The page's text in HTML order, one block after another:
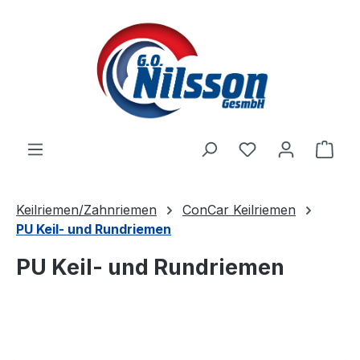
Zum Hauptinhalt springen
Keilriemen/Zahnriemen
ConCar Keilriemen
PU Keil- und Rundriemen
PU Keil- und Rundriemen